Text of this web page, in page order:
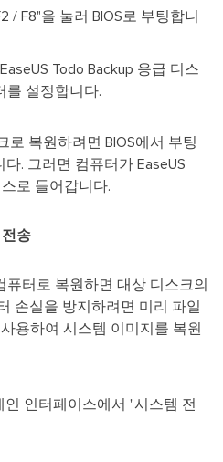
/ F8"을 눌러 BIOS로 부팅합니
Todo Backup 응급 디스
를 설정합니다.
로 복원하려면 BIOS에서 부팅
다. 그러면 컴퓨터가 EaseUS
로 들어갑니다.
송
퓨터로 복원하면 대상 디스크의
손실을 방지하려면 미리 파일
용하여 시스템 이미지를 복원
인 인터페이스에서 "시스템 전